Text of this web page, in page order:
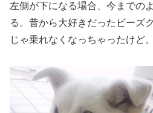
左側が下になる場合、今までの
る。昔から大好きだったビーズ
じゃ乗れなくなっちゃったけど。